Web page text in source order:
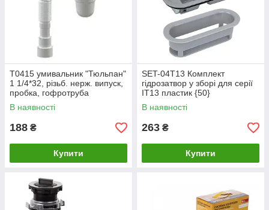
Т0415 умивальник "Тюльпан"
1 1/4*32, різьб. нерж. випуск,
пробка, гофротруба
32*32/40/50{30}
В наявності
188 ₴
Купити
SET-04T13 Комплект
гідрозатвор у зборі для серії
IT13 пластик {50}
В наявності
263 ₴
Купити